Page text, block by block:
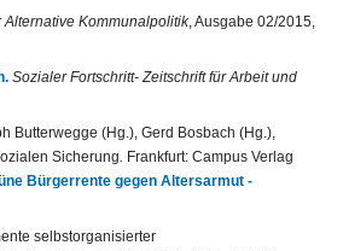
Alternative Kommunalpolitik, Ausgabe 02/2015,
Sozialer Fortschritt- Zeitschrift für Arbeit und
Butterwegge (Hg.), Gerd Bosbach (Hg.),
Sicherung. Frankfurt: Campus Verlag
Bürgerrente gegen Altersarmut -
selbstorganisierter